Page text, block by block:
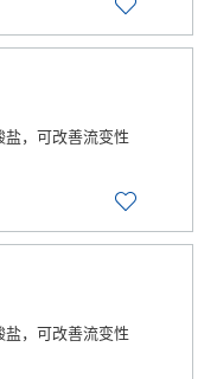
，可改善流变性
，可改善流变性